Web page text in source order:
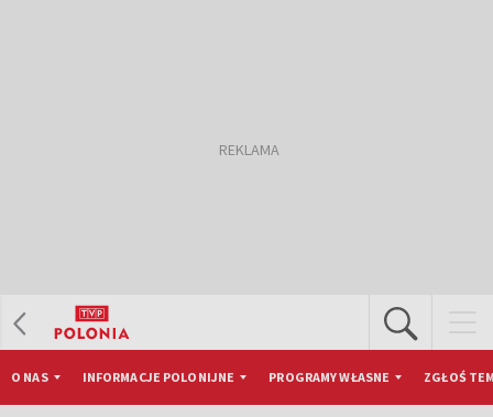
O NAS INFORMACJE POLONIJNE PROGRAMY WŁASNE ZGŁOŚ